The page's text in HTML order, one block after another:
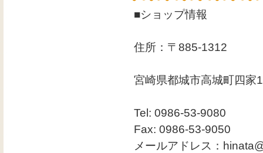
■ショップ情報
住所：〒885-1312
宮崎県都城市高城町四家
Tel: 0986-53-9080
Fax: 0986-53-9050
メールアドレス：